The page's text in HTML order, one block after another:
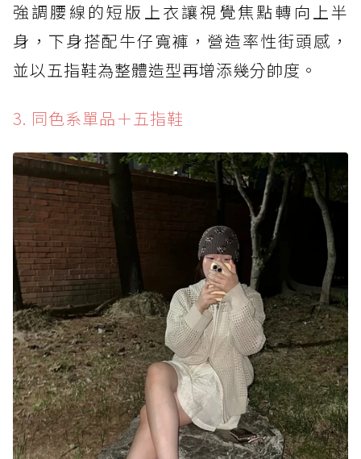
強調腰線的短版上衣讓視覺焦點轉向上半
身，下身搭配牛仔寬褲，營造率性街頭感，
並以五指鞋為整體造型再增添幾分帥度。
3. 同色系單品＋五指鞋